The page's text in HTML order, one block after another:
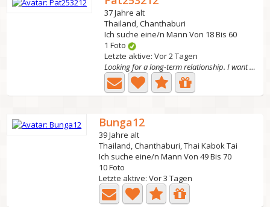
37 Jahre alt
Thailand, Chanthaburi
Ich suche eine/n Mann Von 18 Bis 60
1 Foto
Letzte aktive: Vor 2 Tagen
Looking for a long-term relationship. I want to br
Bunga12
39 Jahre alt
Thailand, Chanthaburi, Thai Kabok Tai
Ich suche eine/n Mann Von 49 Bis 70
10 Foto
Letzte aktive: Vor 3 Tagen